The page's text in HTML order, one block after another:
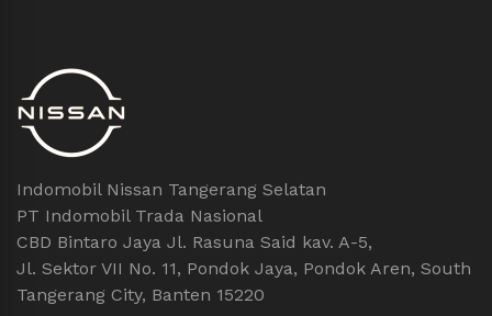
Indomobil Nissan Tangerang Selatan
PT Indomobil Trada Nasional
CBD Bintaro Jaya Jl. Rasuna Said kav. A-5,
Jl. Sektor VII No. 11, Pondok Jaya, Pondok Aren, South
Tangerang City, Banten 15220